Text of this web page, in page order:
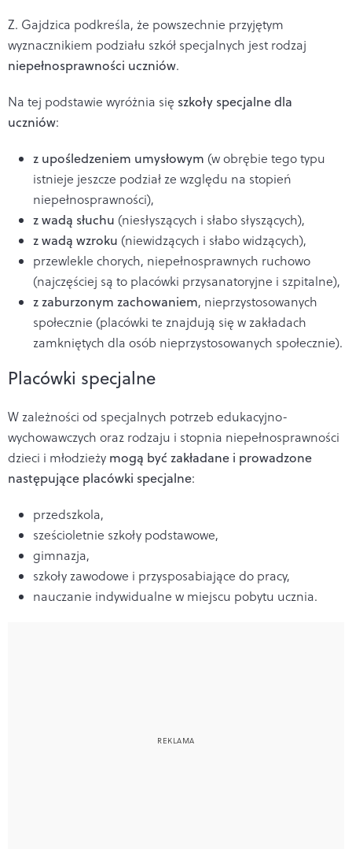
Z. Gajdzica podkreśla, że powszechnie przyjętym
wyznacznikiem podziału szkół specjalnych jest rodzaj
niepełnosprawności uczniów.
Na tej podstawie wyróżnia się szkoły specjalne dla
uczniów:
z upośledzeniem umysłowym (w obrębie tego typu
istnieje jeszcze podział ze względu na stopień
niepełnosprawności),
z wadą słuchu (niesłyszących i słabo słyszących),
z wadą wzroku (niewidzących i słabo widzących),
przewlekle chorych, niepełnosprawnych ruchowo
(najczęściej są to placówki przysanatoryjne i szpitalne),
z zaburzonym zachowaniem, nieprzystosowanych
społecznie (placówki te znajdują się w zakładach
zamkniętych dla osób nieprzystosowanych społecznie).
Placówki specjalne
W zależności od specjalnych potrzeb edukacyjno-
wychowawczych oraz rodzaju i stopnia niepełnosprawności
dzieci i młodzieży mogą być zakładane i prowadzone
następujące placówki specjalne:
przedszkola,
sześcioletnie szkoły podstawowe,
gimnazja,
szkoły zawodowe i przysposabiające do pracy,
nauczanie indywidualne w miejscu pobytu ucznia.